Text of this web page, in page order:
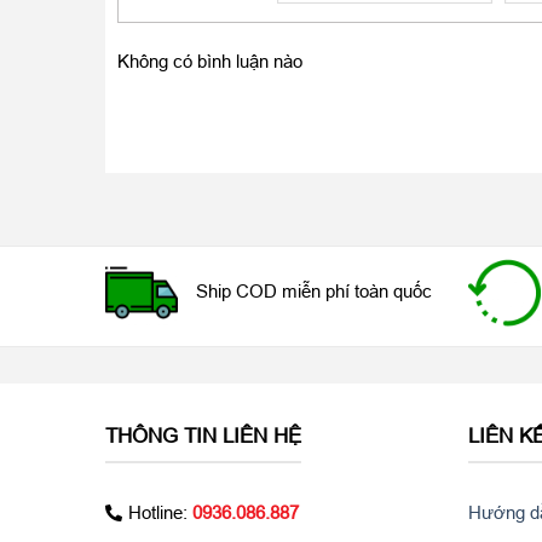
đầu thị trường ở những bài kiểm tra hiệu năng bằng
khả năng chạy đa nhiệm của máy cũng vô cùng ấn
Không có bình luận nào
Ship COD miễn phí toàn quốc
THÔNG TIN LIÊN HỆ
Hotline: 0936.086.887
LIÊN
Hướng